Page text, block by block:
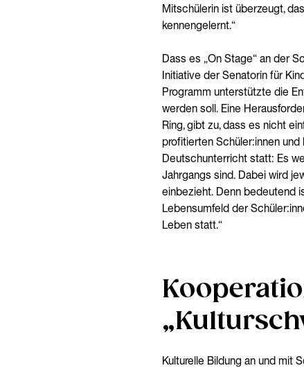
Mitschülerin ist überzeugt,
kennengelernt.“
Dass es „On Stage“ an der
Initiative der Senatorin für
Programm unterstützte die
werden soll. Eine
Ring, gibt zu, dass es nicht
profitierten Schüler:innen
Deutschunterricht statt: Es
Jahrgangs sind. Dabei wird
einbezieht. Denn bedeutend
Lebensumfeld der
Leben statt.“
Kulturelle Bildung an und mit